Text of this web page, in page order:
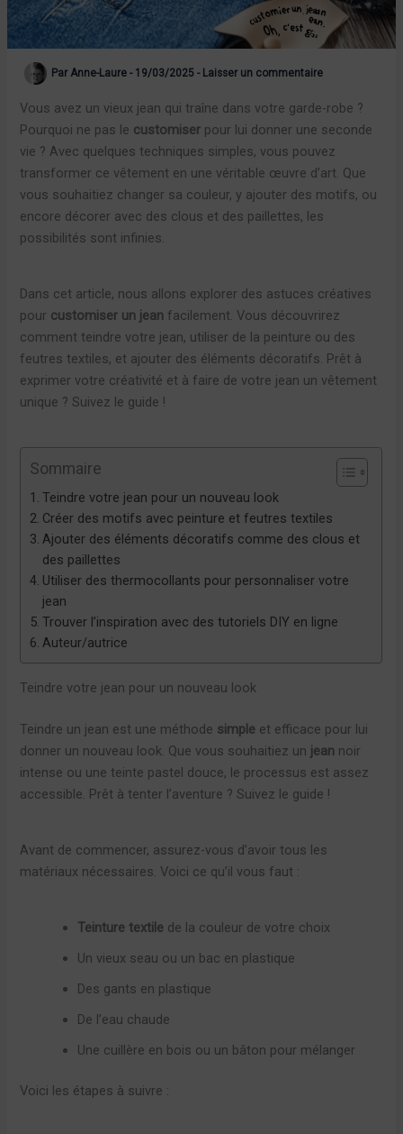
Par Anne-Laure- 19/03/2025- Laisser un commentaire
Vous avez un vieux jean qui traîne dans votre garde-robe ?
Pourquoi ne pas le customiser pour lui donner une seconde
vie ? Avec quelques techniques simples, vous pouvez
transformer ce vêtement en une véritable œuvre d’art. Que
vous souhaitiez changer sa couleur, y ajouter des motifs, ou
encore décorer avec des clous et des paillettes, les
possibilités sont infinies.
Dans cet article, nous allons explorer des astuces créatives
pour customiser un jean facilement. Vous découvrirez
comment teindre votre jean, utiliser de la peinture ou des
feutres textiles, et ajouter des éléments décoratifs. Prêt à
exprimer votre créativité et à faire de votre jean un vêtement
unique ? Suivez le guide !
Sommaire
Teindre votre jean pour un nouveau look
Créer des motifs avec peinture et feutres textiles
Ajouter des éléments décoratifs comme des clous et
des paillettes
Utiliser des thermocollants pour personnaliser votre
jean
Trouver l’inspiration avec des tutoriels DIY en ligne
Auteur/autrice
Teindre votre jean pour un nouveau look
Teindre un jean est une méthode simple et efficace pour lui
donner un nouveau look. Que vous souhaitiez un jean noir
intense ou une teinte pastel douce, le processus est assez
accessible. Prêt à tenter l’aventure ? Suivez le guide !
Avant de commencer, assurez-vous d’avoir tous les
matériaux nécessaires. Voici ce qu’il vous faut :
Teinture textile de la couleur de votre choix
Un vieux seau ou un bac en plastique
Des gants en plastique
De l’eau chaude
Une cuillère en bois ou un bâton pour mélanger
Voici les étapes à suivre :